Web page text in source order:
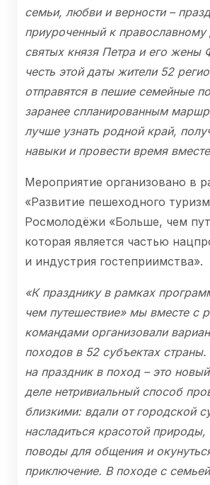
семьи, любви и верности –
приуроченный к
святых князя Петра и его жены
честь этой даты жители 52
отправятся в пешие семейные
заранее спланированным
лучше узнать родной край,
навыки и провести время
Мероприятие организовано в
«Развитие пешеходного
Росмолодёжи «Больше, чем
которая является частью
и индустрия гостеприимства».
«К празднику в рамках
чем путешествие» мы вместе с
командами организовали
походов в 52 субъектах страны.
на праздник в поход – это
деле нетривиальный способ
близкими: вдали от городской
насладиться красотой природы,
поводы для общения и
приключение. В походе с